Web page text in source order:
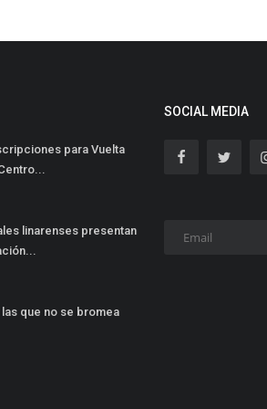
para Vuelta
linarenses presentan
que no se bromea
SOCIAL MEDIA